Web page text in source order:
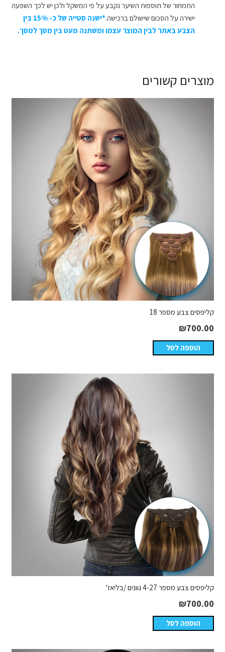
התמחור של תוספות השיער נקבע על פי המשקל ולכן יש לכך השפעה
ישירה על הסכום שישולם ברכישה.
*ישנה סטייה של כ- 15% בין
הצבע באתר לבין המוצר עצמו ומשתנה מעט בין מסך למסך.
מוצרים קשורים
קליפסים צבע מספר 18
₪700.00
הוספה לסל
קליפסים צבע מספר 4-27 גוונים /בליאז'
₪700.00
הוספה לסל